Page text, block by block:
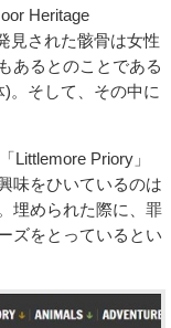
Heritage
見された骸骨は女性
あるとのことである
。そして、その中に
Priory」
味をひいているのは
埋められた際に、罪
ズをとっているとい